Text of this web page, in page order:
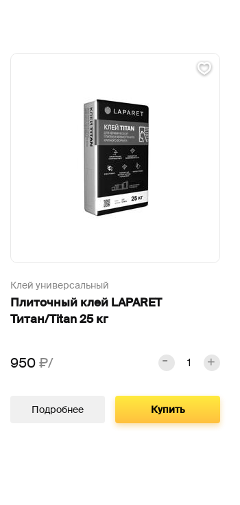
Клей универсальный
Плиточный клей LAPARET
Титан/Titan 25 кг
950₽/
Подробнее Купить